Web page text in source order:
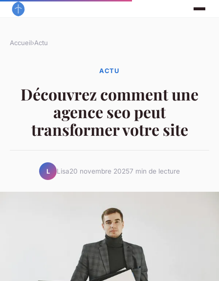
Accueil›Actu
ACTU
Découvrez comment une
agence seo peut
transformer votre site
L Lisa20 novembre 20257 min de lecture